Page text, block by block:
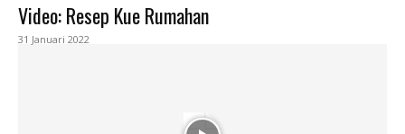
Video: Resep Kue Rumahan
31 Januari 2022